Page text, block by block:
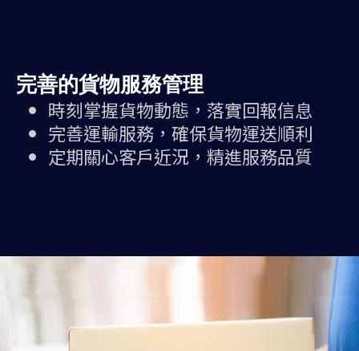
完善的貨物服務管理
時刻掌握貨物動態，落實回報信息
完善運輸服務，確保貨物運送順利
定期關心客戶近況，精進服務品質